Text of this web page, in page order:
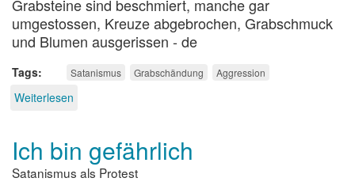
Grabsteine sind beschmiert, manche gar
umgestossen, Kreuze abgebrochen, Grabschmuck
und Blumen ausgerissen - de
Tags Satanismus Grabschändung Aggression
Weiterlesen
dem
Totenacker
Ich bin gefährlich
Satanismus als Protest